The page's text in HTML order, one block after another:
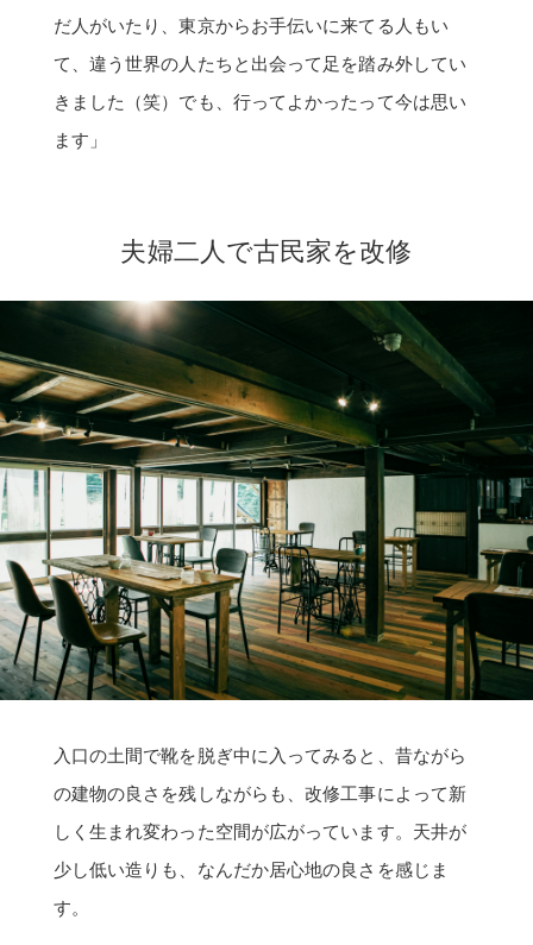
だ人がいたり、東京からお手伝いに来てる人もい
て、違う世界の人たちと出会って足を踏み外してい
きました（笑）でも、行ってよかったって今は思い
ます」
夫婦二人で古民家を改修
入口の土間で靴を脱ぎ中に入ってみると、昔ながら
の建物の良さを残しながらも、改修工事によって新
しく生まれ変わった空間が広がっています。天井が
少し低い造りも、なんだか居心地の良さを感じま
す。